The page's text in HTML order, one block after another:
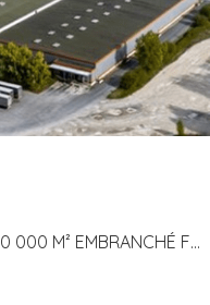
TRÈS GRAND SITE D'ACTIVITÉ DE 40 000 M² EMBRANCHÉ FER AU LARDIN SAINT LAZARE (24) PROCHE A89 À LOUER